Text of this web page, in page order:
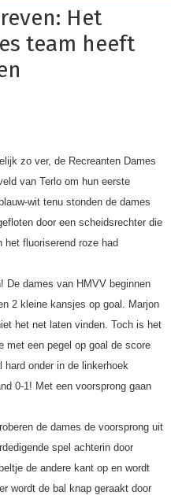
Het
team heeft
zo ver, de Recreanten Dames
van Terlo om hun eerste
wit tenu stonden de dames
door een scheidsrechter die
fluoriserend roze had
De dames van HMVV beginnen
2 kleine kansjes op goal. Marjon
het net laten vinden. Toch is het
met een pegel op goal de score
onder in de linkerhoek
0-1! Met een voorsprong gaan
de dames de voorsprong uit
spel achterin door
de andere kant op en wordt
wordt de bal knap geraakt door